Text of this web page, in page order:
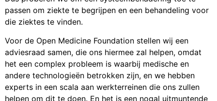
passen om ziekte te begrijpen en een behandeling voor
die ziektes te vinden.
Voor de Open Medicine Foundation stellen wij een
adviesraad samen, die ons hiermee zal helpen, omdat
het een complex probleem is waarbij medische en
andere technologieën betrokken zijn, en we hebben
experts in een scala aan werkterreinen die ons zullen
helpen om dit te doen. En het is een nogal uitmuntende